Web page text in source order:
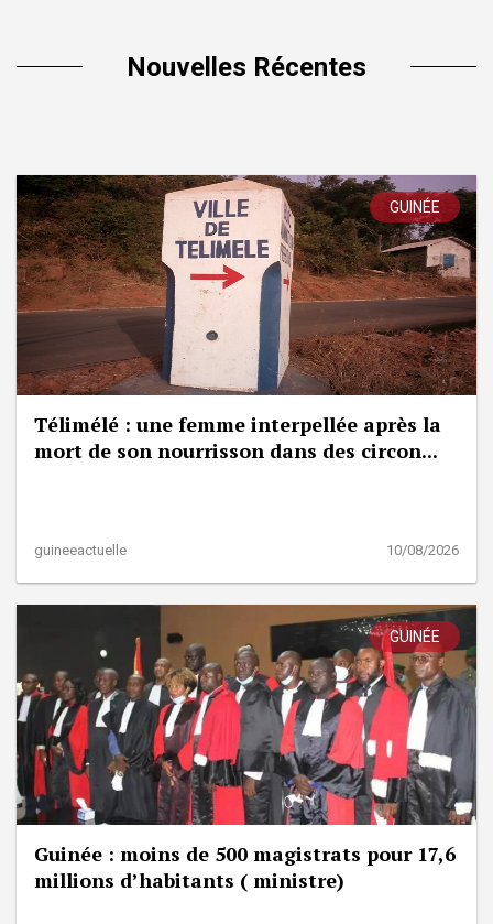
Nouvelles Récentes
GUINÉE
Télimélé : une femme interpellée après la
mort de son nourrisson dans des circon...
guineeactuelle 10/08/2026
GUINÉE
Guinée : moins de 500 magistrats pour 17,6
millions d’habitants ( ministre)